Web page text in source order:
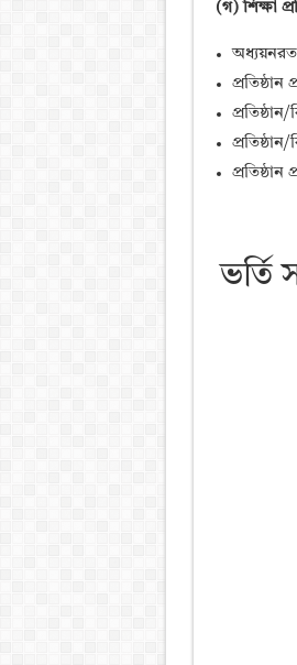
(গ) শিক্ষা
অধ্যয়নরত
প্রতিষ্ঠান
প্রতিষ্ঠান
ভর্তি